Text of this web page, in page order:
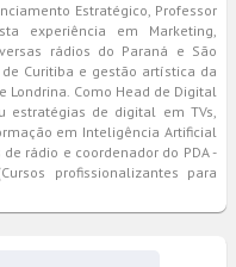
Estratégico, Professor
experiência em Marketing,
rádios do Paraná e São
Curitiba e gestão artística da
Londrina. Como Head de Digital
estratégias de digital em TVs,
em Inteligência Artificial
rádio e coordenador do PDA -
profissionalizantes para